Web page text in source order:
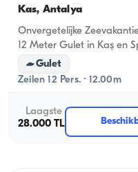
Kas, Antalya
Onvergetelijke
12 Meter Gulet in Kaş en
Gulet
Zeilen 12 Pers. · 12.00m
Laagste
28.000 TL